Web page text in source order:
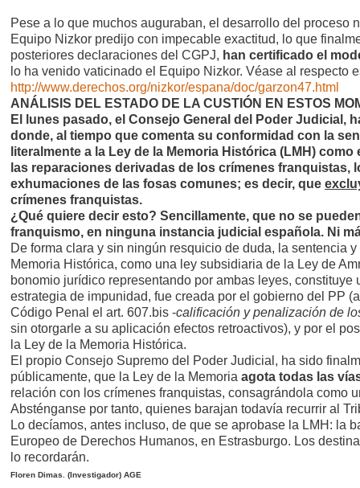
Pese a lo que muchos auguraban, el desarrollo del proceso
Equipo Nizkor predijo con impecable exactitud, lo que
posteriores declaraciones del CGPJ, han certificado el
lo ha venido vaticinado el Equipo Nizkor. Véase al respecto
http://www.derechos.org/nizkor/espana/doc/garzon47.html
ANÁLISIS DEL ESTADO DE LA CUSTIÓN EN ESTOS
El lunes pasado, el Consejo General del Poder Judicial,
donde, al tiempo que comenta su conformidad con la
literalmente a la Ley de la Memoria Histórica (LMH)
las reparaciones derivadas de los crímenes franquistas,
exhumaciones de las fosas comunes; es decir, que
crímenes franquistas.
¿Qué quiere decir esto? Sencillamente, que no se
franquismo, en ninguna instancia judicial española. Ni
De forma clara y sin ningún resquicio de duda, la sentencia
Memoria Histórica, como una ley subsidiaria de la Ley de
bonomio jurídico representando por ambas leyes,
estrategia de impunidad, fue creada por el gobierno del PP
Código Penal el art. 607.bis -calificación y penalización de
sin otorgarle a su aplicación efectos retroactivos), y por el
la Ley de la Memoria Histórica.
El propio Consejo Supremo del Poder Judicial, ha sido
públicamente, que la Ley de la Memoria agota todas las
relación con los crímenes franquistas, consagrándola como
Absténganse por tanto, quienes barajan todavía recurrir al
Lo decíamos, antes incluso, de que se aprobase la LMH: la
Europeo de Derechos Humanos, en Estrasburgo. Los
lo recordarán.
Floren Dimas. (Investigador) AGE